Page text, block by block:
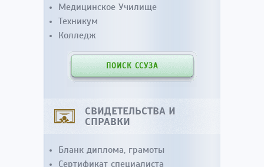
Медицинское Училище
Техникум
Колледж
ПОИСК ССУЗА
СВИДЕТЕЛЬСТВА И
СПРАВКИ
Бланк диплома, грамоты
Сертификат специалиста